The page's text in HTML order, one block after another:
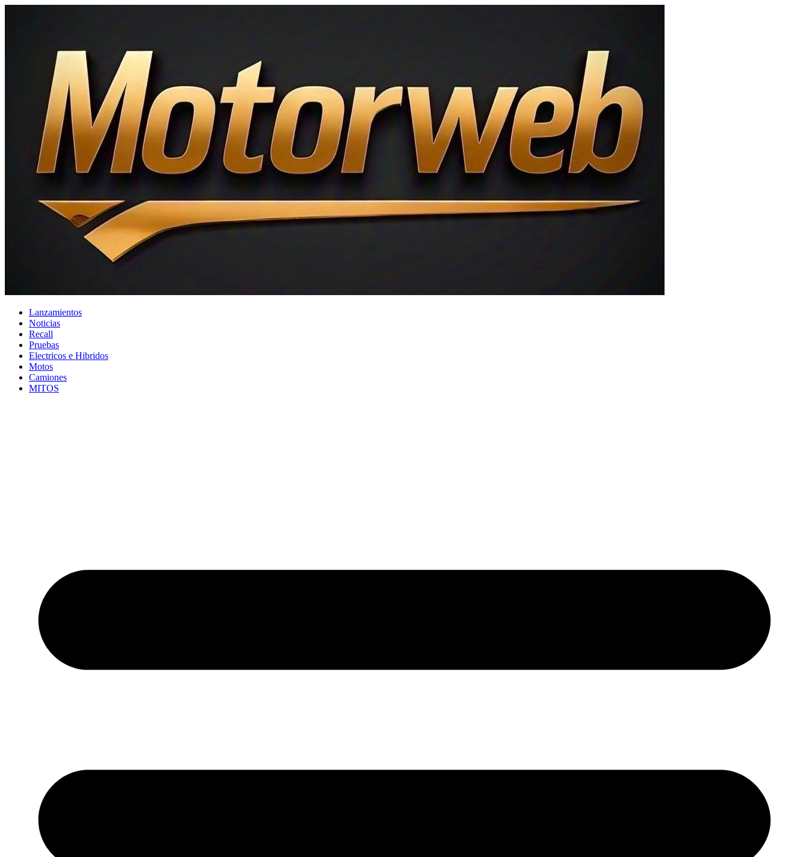
Lanzamientos
Noticias
Recall
Pruebas
Electricos e Hibridos
Motos
Camiones
MITOS